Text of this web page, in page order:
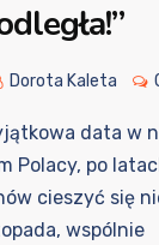
Dorota Kaleta
data w
Polacy, po
cieszyć się
wspólnie